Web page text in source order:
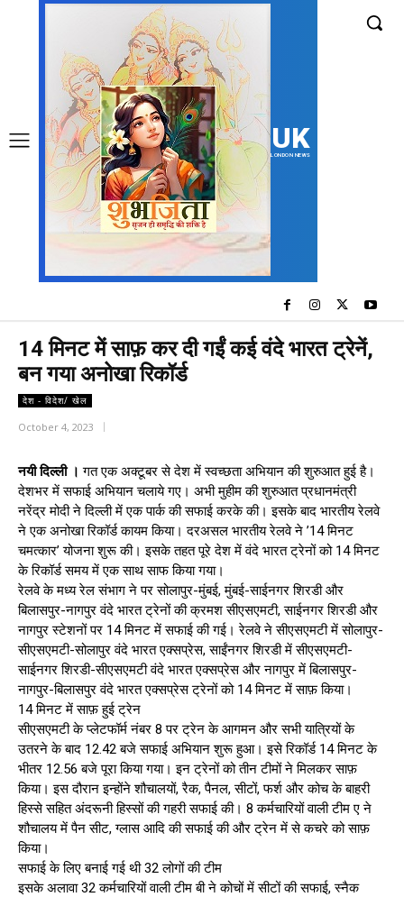
UK
LONDON NEWS
14 मिनट में साफ़ कर दी गईं कई वंदे भारत ट्रेनें,
बन गया अनोखा रिकॉर्ड
देश - विदेश/ खेल
October 4, 2023
नयी दिल्ली । गत एक अक्टूबर से देश में स्वच्छता अभियान की शुरुआत हुई है।
देशभर में सफाई अभियान चलाये गए। अभी मुहीम की शुरुआत प्रधानमंत्री
नरेंद्र मोदी ने दिल्ली में एक पार्क की सफाई करके की। इसके बाद भारतीय रेलवे
ने एक अनोखा रिकॉर्ड कायम किया। दरअसल भारतीय रेलवे ने ’14 मिनट
चमत्कार’ योजना शुरू की। इसके तहत पूरे देश में वंदे भारत ट्रेनों को 14 मिनट
के रिकॉर्ड समय में एक साथ साफ किया गया।
रेलवे के मध्य रेल संभाग ने पर सोलापुर-मुंबई, मुंबई-साईनगर शिरडी और
बिलासपुर-नागपुर वंदे भारत ट्रेनों की क्रमश सीएसएमटी, साईनगर शिरडी और
नागपुर स्टेशनों पर 14 मिनट में सफाई की गई। रेलवे ने सीएसएमटी में सोलापुर-
सीएसएमटी-सोलापुर वंदे भारत एक्सप्रेस, साईंनगर शिरडी में सीएसएमटी-
साईनगर शिरडी-सीएसएमटी वंदे भारत एक्सप्रेस और नागपुर में बिलासपुर-
नागपुर-बिलासपुर वंदे भारत एक्सप्रेस ट्रेनों को 14 मिनट में साफ़ किया।
14 मिनट में साफ़ हुई ट्रेन
सीएसएमटी के प्लेटफॉर्म नंबर 8 पर ट्रेन के आगमन और सभी यात्रियों के
उतरने के बाद 12.42 बजे सफाई अभियान शुरू हुआ। इसे रिकॉर्ड 14 मिनट के
भीतर 12.56 बजे पूरा किया गया। इन ट्रेनों को तीन टीमों ने मिलकर साफ़
किया। इस दौरान इन्होंने शौचालयों, रैक, पैनल, सीटों, फर्श और कोच के बाहरी
हिस्से सहित अंदरूनी हिस्सों की गहरी सफाई की। 8 कर्मचारियों वाली टीम ए ने
शौचालय में पैन सीट, ग्लास आदि की सफाई की और ट्रेन में से कचरे को साफ़
किया।
सफाई के लिए बनाई गई थी 32 लोगों की टीम
इसके अलावा 32 कर्मचारियों वाली टीम बी ने कोचों में सीटों की सफाई, स्नैक